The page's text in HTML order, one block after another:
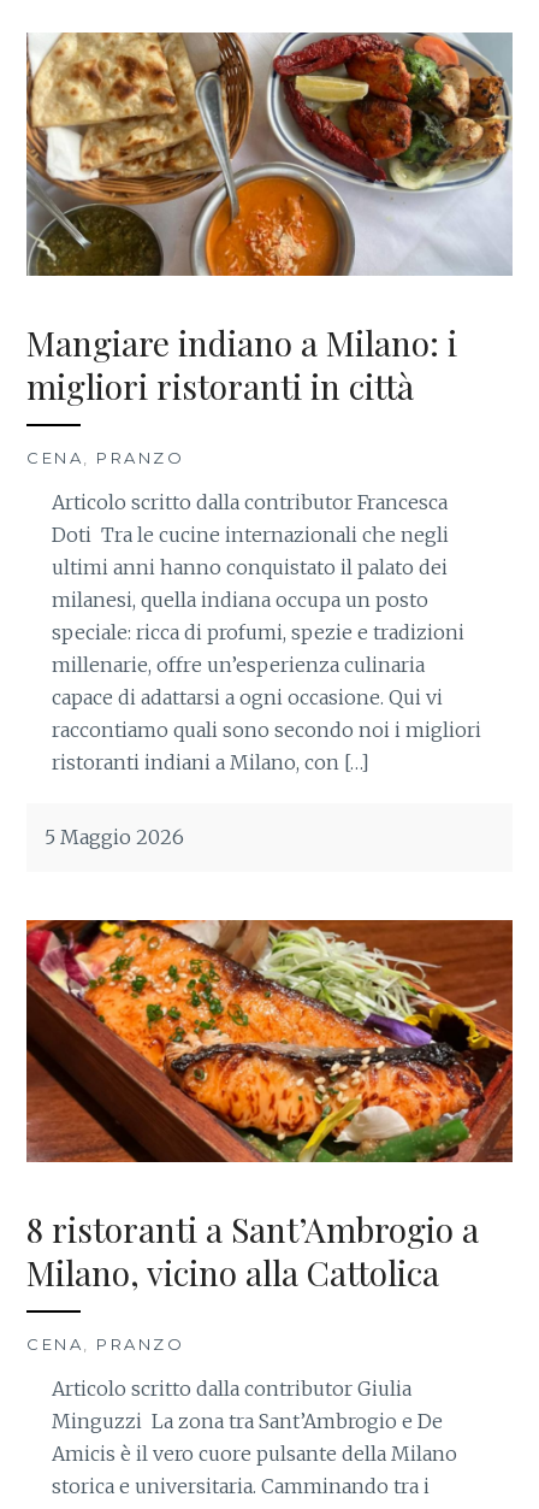
Mangiare indiano a Milano: i
migliori ristoranti in città
CENA PRANZO
Articolo scritto dalla contributor Francesca
Doti Tra le cucine internazionali che negli
ultimi anni hanno conquistato il palato dei
milanesi, quella indiana occupa un posto
speciale: ricca di profumi, spezie e tradizioni
millenarie, offre un’esperienza culinaria
capace di adattarsi a ogni occasione. Qui vi
raccontiamo quali sono secondo noi i migliori
ristoranti indiani a Milano, con […]
5 Maggio 2026
8 ristoranti a Sant’Ambrogio a
Milano, vicino alla Cattolica
CENA, PRANZO
Articolo scritto dalla contributor Giulia
Minguzzi La zona tra Sant’Ambrogio e De
Amicis è il vero cuore pulsante della Milano
storica e universitaria. Camminando tra i